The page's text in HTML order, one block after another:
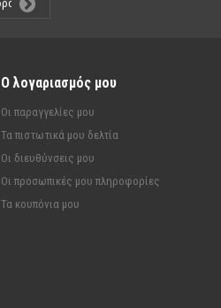
Ο λογαριασμός μου
Οι παραγγελίες μου
Τα πιστωτικά μου δελτία
Οι διευθύνσεις μου
Οι προσωπικές μου πληροφορίες
Τα κουπόνια μου